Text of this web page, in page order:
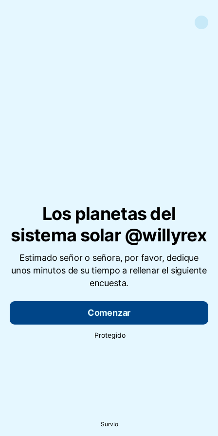
Los planetas del
sistema solar @willyrex
Estimado señor o señora, por favor, dedique
unos minutos de su tiempo a rellenar el siguiente
encuesta.
Comenzar
Protegido
Survio